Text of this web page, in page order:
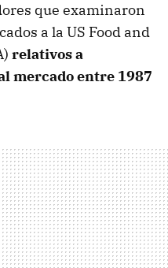
que examinaron
a la US Food and
relativos a
mercado entre 1987